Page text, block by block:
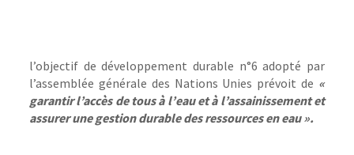
l’objectif de développement durable n°6 adopté par
l’assemblée générale des Nations Unies prévoit de «
garantir l’accès de tous à l’eau et à l’assainissement et
assurer une gestion durable des ressources en eau ».